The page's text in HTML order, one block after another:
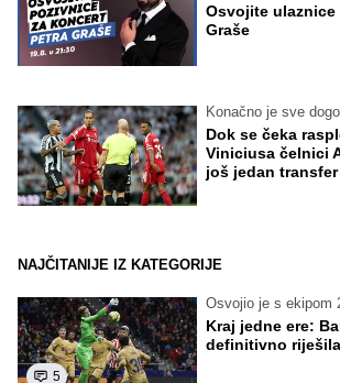
Osvojite ulaznice
Graše
Konačno je sve
Dok se čeka
Viniciusa čelnici
još jedan
NAJČITANIJE IZ KATEGORIJE
5
Osvojio je s ekipom
Kraj jedne ere:
definitivno